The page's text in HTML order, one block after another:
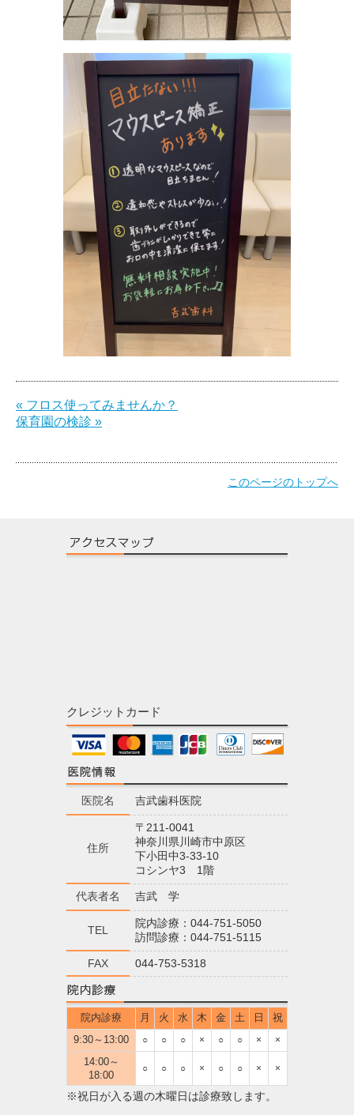
« フロス使ってみませんか？
保育園の検診 »
このページのトップへ
クレジットカード
医院名 吉武歯科医院
住所
〒211-0041
神奈川県川崎市中原区
下小田中3-33-10
コシンヤ3 1階
代表者名 吉武 学
TEL
院内診療：044-751-5050
訪問診療：044-751-5115
FAX 044-753-5318
院内診療 月 火 水 木 金 土 日
祝
9:30～13:00
○ ○ ○ × ○ ○ × ×
14:00～
18:00
○ ○ ○ × ○ ○ × ×
※祝日が入る週の木曜日は診療致します。